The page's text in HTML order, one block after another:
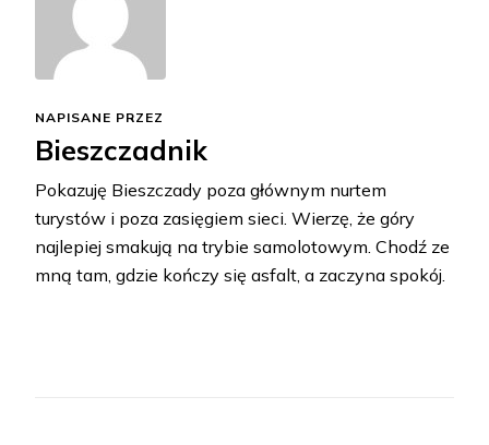
NAPISANE PRZEZ
Bieszczadnik
Pokazuję Bieszczady poza głównym nurtem
turystów i poza zasięgiem sieci. Wierzę, że góry
najlepiej smakują na trybie samolotowym. Chodź ze
mną tam, gdzie kończy się asfalt, a zaczyna spokój.